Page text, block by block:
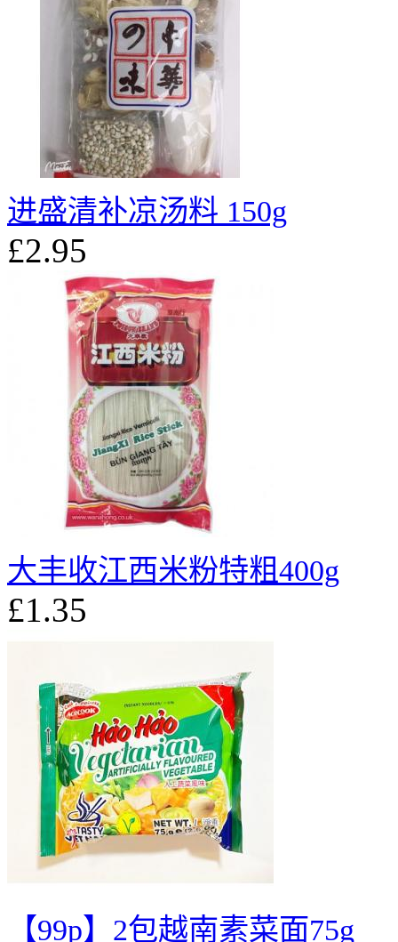
进盛清补凉汤料 150g
£2.95
大丰收江西米粉特粗400g
£1.35
【99p】2包越南素菜面75g